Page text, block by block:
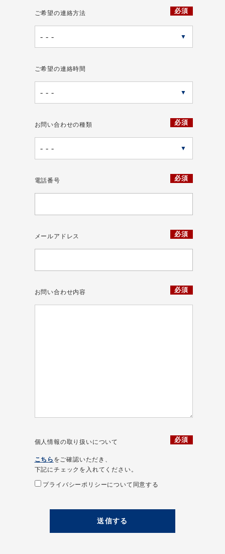
ご希望の連絡方法 必須
▼
ご希望の連絡時間
▼
お問い合わせの種類 必須
▼
電話番号 必須
メールアドレス 必須
お問い合わせ内容 必須
個人情報の取り扱いについて 必須
こちら をご確認いただき、
下記にチェックを入れてください。
プライバシーポリシーについて同意する